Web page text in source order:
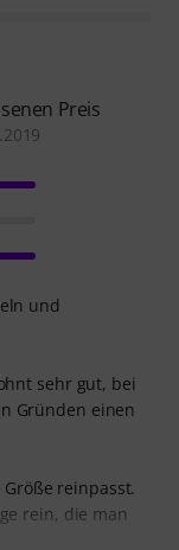
Preis
und
sehr gut, bei
Gründen einen
reinpasst.
rein, die man